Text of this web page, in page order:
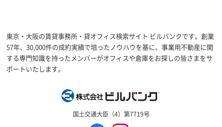
東京・大阪の賃貸事務所・貸オフィス検索サイト ビルバンクです。創業
57年、30,000件の成約実績で培ったノウハウを基に、事業用不動産に関
する専門知識を持ったメンバーがオフィスや倉庫をお探しの皆さまをサ
ポートいたします。
国土交通大臣（4）第7719号